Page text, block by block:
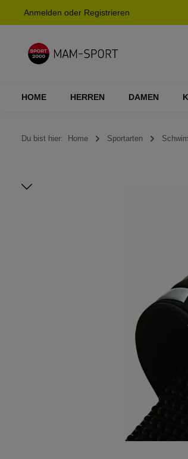
Zur Hauptnavigation springen
Anmelden oder Registrieren
HOME HERREN DAMEN
Du bist hier: Home Sportarten
Bildergalerie überspringen